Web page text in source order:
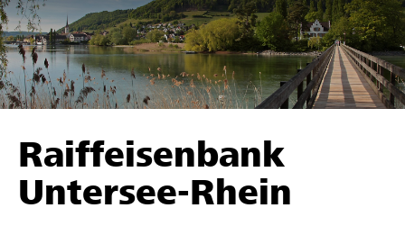
Parrainer
Soutien & assistance
Trouvez des projets et des organisations
Démarrez maintenant
Raiffeisenbank
Untersee-Rhein